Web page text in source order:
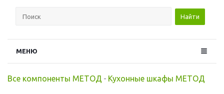
Найти
МЕНЮ
Все компоненты МЕТОД - Кухонные шкафы МЕТОД